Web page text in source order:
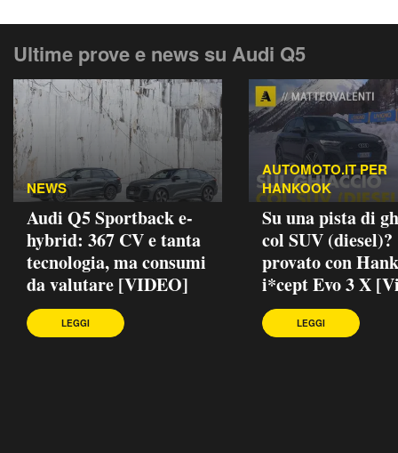
Ultime prove e news su Audi Q5
NEWS
Audi Q5 Sportback e-
hybrid: 367 CV e tanta
tecnologia, ma consumi
da valutare [VIDEO]
LEGGI
AUTOMOTO.IT PER
HANKOOK
Su una pista di
col SUV
provato con
i*cept Evo 3 X
LEGGI